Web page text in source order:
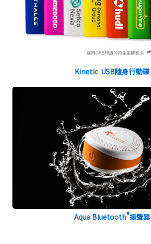
Kinetic USB隨身行動碟
Aqua Bluetooth®揚聲器